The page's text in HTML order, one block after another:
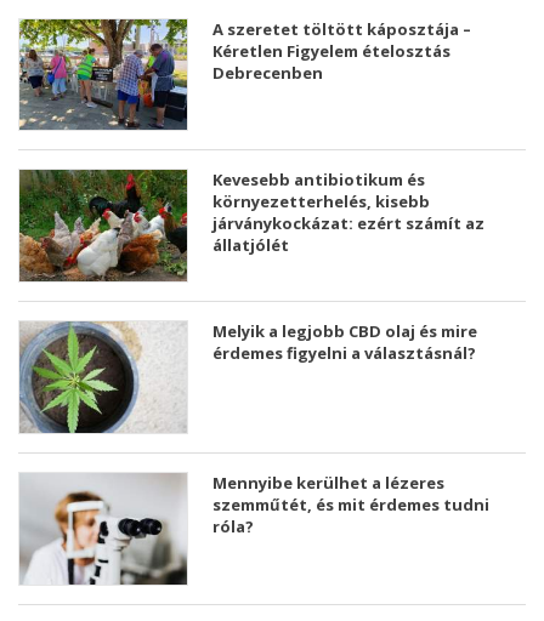
A szeretet töltött káposztája –
Kéretlen Figyelem ételosztás
Debrecenben
Kevesebb antibiotikum és
környezetterhelés, kisebb
járványkockázat: ezért számít az
állatjólét
Melyik a legjobb CBD olaj és mire
érdemes figyelni a választásnál?
Mennyibe kerülhet a lézeres
szemműtét, és mit érdemes tudni
róla?